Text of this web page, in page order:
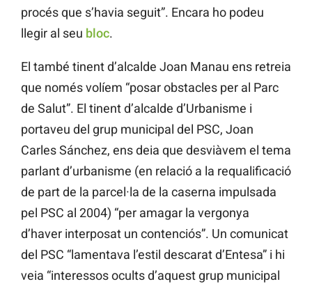
procés que s’havia seguit”. Encara ho podeu
llegir al seu bloc.
El també tinent d’alcalde Joan Manau ens retreia
que només volíem “posar obstacles per al Parc
de Salut”. El tinent d’alcalde d’Urbanisme i
portaveu del grup municipal del PSC, Joan
Carles Sánchez, ens deia que desviàvem el tema
parlant d’urbanisme (en relació a la requalificació
de part de la parcel·la de la caserna impulsada
pel PSC al 2004) “per amagar la vergonya
d’haver interposat un contenciós”. Un comunicat
del PSC “lamentava l’estil descarat d’Entesa” i hi
veia “interessos ocults d’aquest grup municipal